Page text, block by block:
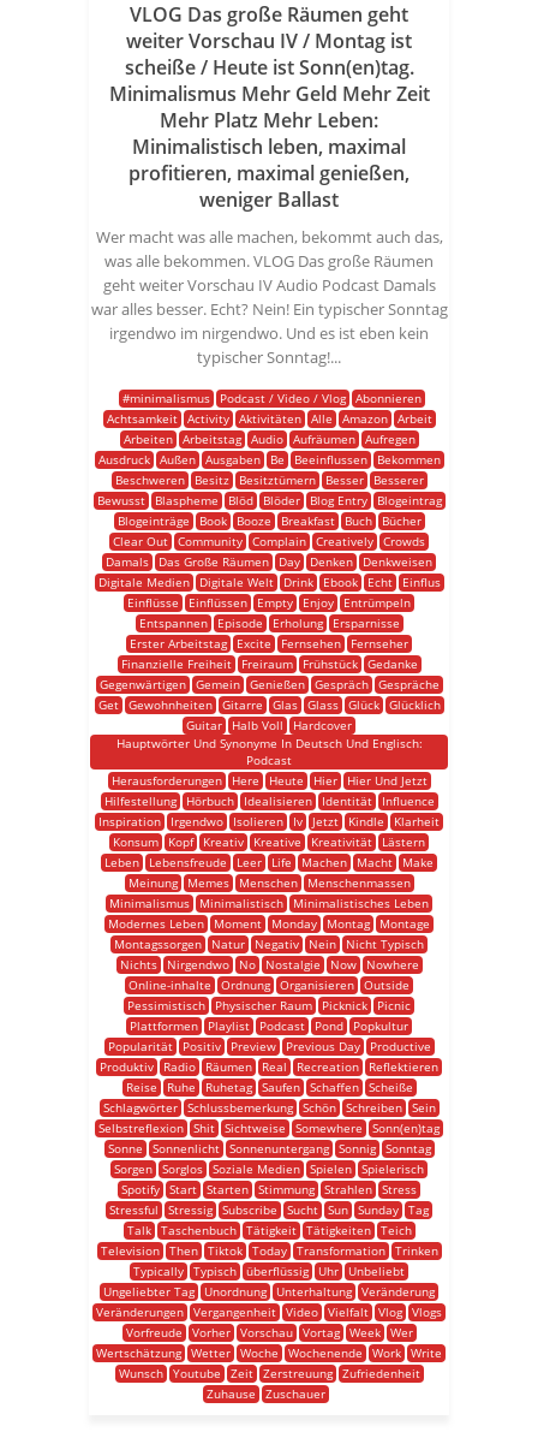
VLOG Das große Räumen geht
weiter Vorschau IV / Montag ist
scheiße / Heute ist Sonn(en)tag.
Minimalismus Mehr Geld Mehr Zeit
Mehr Platz Mehr Leben:
Minimalistisch leben, maximal
profitieren, maximal genießen,
weniger Ballast
Wer macht was alle machen, bekommt auch das,
was alle bekommen. VLOG Das große Räumen
geht weiter Vorschau IV Audio Podcast Damals
war alles besser. Echt? Nein! Ein typischer Sonntag
irgendwo im nirgendwo. Und es ist eben kein
typischer Sonntag!...
#minimalismus Podcast / Video / Vlog Abonnieren
Achtsamkeit
Activity Aktivitäten Alle Amazon
Arbeit
Arbeiten
Arbeitstag Audio Aufräumen
Aufregen
Ausdruck
Außen Ausgaben Be Beeinflussen
Bekommen
Beschweren
Besitz Besitztümern Besser
Besserer
Bewusst
Blaspheme Blöd Blöder Blog Entry
Blogeintrag
Blogeinträge
Book Booze Breakfast Buch
Bücher
Clear Out Community Complain Creatively Crowds
Damals
Das Große Räumen Day Denken
Denkweisen
Digitale Medien
Digitale Welt Drink Ebook Echt
Einflus
Einflüsse
Einflüssen Empty Enjoy
Entrümpeln
Entspannen
Episode Erholung
Ersparnisse
Erster Arbeitstag
Excite Fernsehen
Fernseher
Finanzielle Freiheit
Freiraum Frühstück
Gedanke
Gegenwärtigen
Gemein Genießen Gespräch
Gespräche
Get
Gewohnheiten Gitarre Glas Glass Glück
Glücklich
Guitar
Halb Voll
Hardcover
Hauptwörter Und Synonyme In Deutsch Und Englisch:
Podcast
Herausforderungen
Here Heute Hier
Hier Und Jetzt
Hilfestellung
Hörbuch Idealisieren Identität
Influence
Inspiration
Irgendwo Isolieren Iv Jetzt Kindle
Klarheit
Konsum
Kopf Kreativ Kreative Kreativität
Lästern
Leben
Lebensfreude Leer Life Machen Macht
Make
Meinung
Memes Menschen
Menschenmassen
Minimalismus
Minimalistisch
Minimalistisches Leben
Modernes Leben
Moment Monday Montag
Montage
Montagssorgen
Natur Negativ Nein
Nicht Typisch
Nichts
Nirgendwo No Nostalgie Now
Nowhere
Online-inhalte
Ordnung Organisieren Outside
Pessimistisch
Physischer Raum Picknick
Picnic
Plattformen
Playlist Podcast Pond
Popkultur
Popularität
Positiv Preview Previous Day
Productive
Produktiv
Radio Räumen Real Recreation
Reflektieren
Reise
Ruhe Ruhetag Saufen Schaffen
Scheiße
Schlagwörter
Schlussbemerkung Schön Schreiben
Sein
Selbstreflexion Shit Sichtweise Somewhere
Sonn(en)tag
Sonne
Sonnenlicht Sonnenuntergang Sonnig
Sonntag
Sorgen Sorglos Soziale Medien Spielen Spielerisch
Spotify Start Starten Stimmung Strahlen Stress
Stressful
Stressig Subscribe Sucht Sun Sunday Tag
Talk
Taschenbuch Tätigkeit Tätigkeiten
Teich
Television
Then Tiktok Today Transformation
Trinken
Typically Typisch überflüssig Uhr
Unbeliebt
Ungeliebter Tag
Unordnung Unterhaltung Veränderung
Veränderungen Vergangenheit Video Vielfalt Vlog Vlogs
Vorfreude
Vorher Vorschau Vortag Week
Wer
Wertschätzung Wetter Woche Wochenende Work Write
Wunsch
Youtube Zeit Zerstreuung
Zufriedenheit
Zuhause
Zuschauer